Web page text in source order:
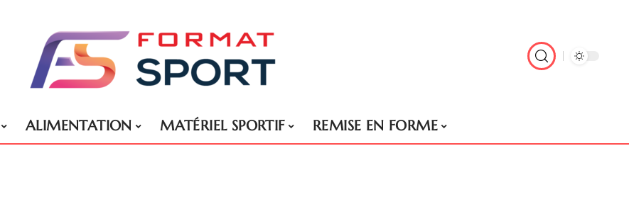
ALIMENTATION MATÉRIEL SPORTIF REMISE EN FORME